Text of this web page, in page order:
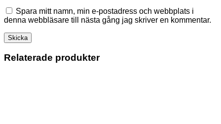
Spara mitt namn, min e-postadress och webbplats i
denna webbläsare till nästa gång jag skriver en kommentar.
Relaterade produkter